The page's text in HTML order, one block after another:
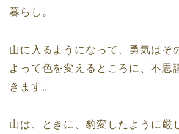
暮らし。
山に入るようになって、勇気はそ
よって色を変えるところに、不思
きます。
山は、ときに、豹変したように厳